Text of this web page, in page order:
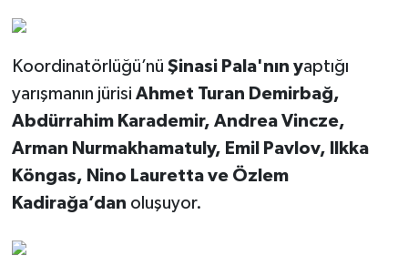
Koordinatörlüğü’nü Şinasi Pala'nın yaptığı
yarışmanın jürisi Ahmet Turan Demirbağ,
Abdürrahim Karademir, Andrea Vincze,
Arman Nurmakhamatuly, Emil Pavlov, Ilkka
Köngas, Nino Lauretta ve Özlem
Kadirağa’dan oluşuyor.